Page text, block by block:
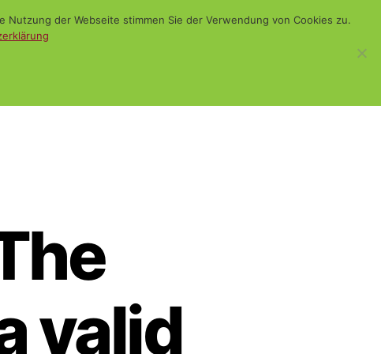
valid
der Webseite stimmen Sie der Verwendung von Cookies zu.